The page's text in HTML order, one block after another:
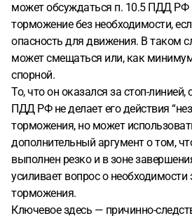
может обсуждаться п. 10.5 ПДД РФ
торможение без необходимости,
опасность для движения. В таком
может смещаться или, как
спорной.
То, что он оказался за стоп-линией,
ПДД РФ не делает его действия
торможения, но может
дополнительный аргумент о том,
выполнен резко и в зоне
усиливает вопрос о необходимости
торможения.
Ключевое здесь — причинно-